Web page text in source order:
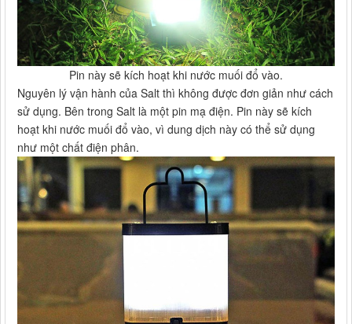
Pin này sẽ kích hoạt khi nước muối đổ vào.
Nguyên lý vận hành của Salt thì không được đơn giản như cách
sử dụng. Bên trong Salt là một pin mạ điện. Pin này sẽ kích
hoạt khi nước muối đổ vào, vì dung dịch này có thể sử dụng
như một chất điện phân.